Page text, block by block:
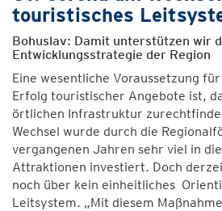
touristisches
Bohuslav: Damit unterstützen wir
Entwicklungsstrategie der Region
Eine wesentliche Voraussetzung
Erfolg touristischer Angebote ist,
örtlichen Infrastruktur
Wechsel wurde durch die
vergangenen Jahren sehr viel in
Attraktionen investiert. Doch
noch über kein einheitliches
Leitsystem. „Mit diesem